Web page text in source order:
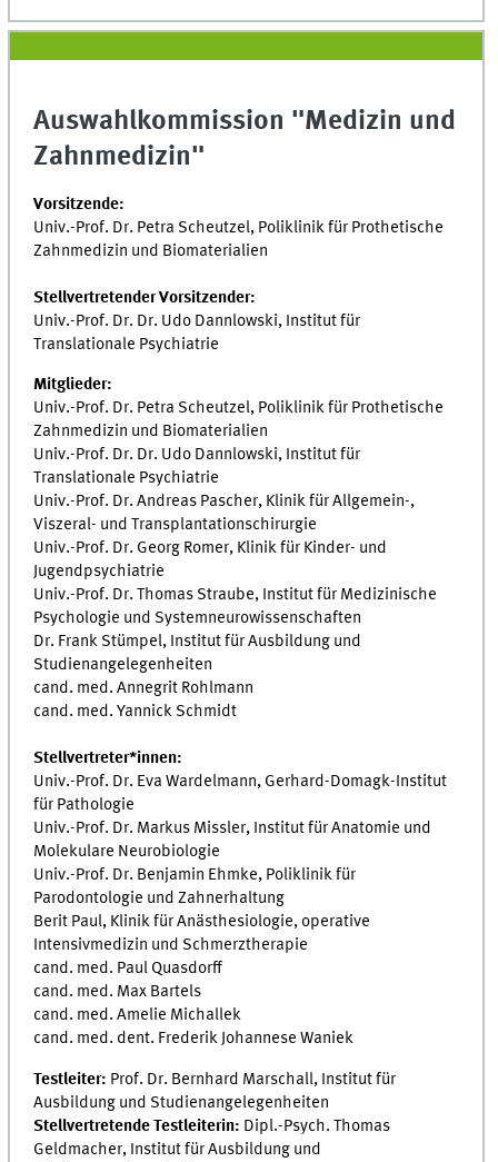
Auswahlkommission "Medizin und
Zahnmedizin"
Vorsitzende:
Univ.-Prof. Dr. Petra Scheutzel, Poliklinik für Prothetische
Zahnmedizin und Biomaterialien
Stellvertretender Vorsitzender:
Univ.-Prof. Dr. Dr. Udo Dannlowski, Institut für
Translationale Psychiatrie
Mitglieder:
Univ.-Prof. Dr. Petra Scheutzel, Poliklinik für Prothetische
Zahnmedizin und Biomaterialien
Univ.-Prof. Dr. Dr. Udo Dannlowski, Institut für
Translationale Psychiatrie
Univ.-Prof. Dr. Andreas Pascher, Klinik für Allgemein-,
Viszeral- und Transplantationschirurgie
Univ.-Prof. Dr. Georg Romer, Klinik für Kinder- und
Jugendpsychiatrie
Univ.-Prof. Dr. Thomas Straube, Institut für Medizinische
Psychologie und Systemneurowissenschaften
Dr. Frank Stümpel, Institut für Ausbildung und
Studienangelegenheiten
cand. med. Annegrit Rohlmann
cand. med. Yannick Schmidt
Stellvertreter*innen:
Univ.-Prof. Dr. Eva Wardelmann, Gerhard-Domagk-Institut
für Pathologie
Univ.-Prof. Dr. Markus Missler, Institut für Anatomie und
Molekulare Neurobiologie
Univ.-Prof. Dr. Benjamin Ehmke, Poliklinik für
Parodontologie und Zahnerhaltung
Berit Paul, Klinik für Anästhesiologie, operative
Intensivmedizin und Schmerztherapie
cand. med. Paul Quasdorff
cand. med. Max Bartels
cand. med. Amelie Michallek
cand. med. dent. Frederik Johannese Waniek
Testleiter: Prof. Dr. Bernhard Marschall, Institut für
Ausbildung und Studienangelegenheiten
Stellvertretende Testleiterin: Dipl.-Psych. Thomas
Geldmacher, Institut für Ausbildung und